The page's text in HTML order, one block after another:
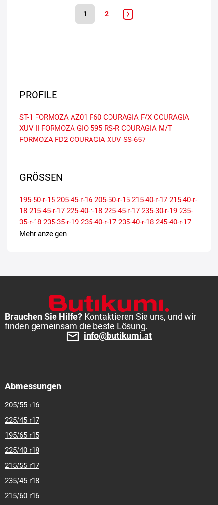
1 2
PROFILE
ST-1 FORMOZA AZ01 F60 COURAGIA F/X COURAGIA
XUV II FORMOZA GIO 595 RS-R COURAGIA M/T
FORMOZA FD2 COURAGIA XUV SS-657
GRÖSSEN
195-50-r-15 205-45-r-16 205-50-r-15 215-40-r-17 215-40-r-
18 215-45-r-17 225-40-r-18 225-45-r-17 235-30-r-19 235-
35-r-18 235-35-r-19 235-40-r-17 235-40-r-18 245-40-r-17
245-40-r-18 245-40-r-19
Mehr anzeigen
Brauchen Sie Hilfe? Kontaktieren Sie uns, und wir
finden gemeinsam die beste Lösung.
info@butikumi.at
Abmessungen
205/55 r16
225/45 r17
195/65 r15
225/40 r18
215/55 r17
235/45 r18
215/60 r16